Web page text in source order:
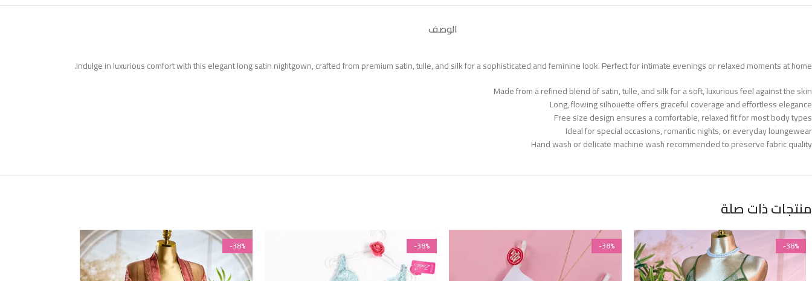
الوصف
Indulge in luxurious comfort with this elegant long satin nightgown, crafted from premium satin, tulle, and silk for a sophisticated and feminine look. Perfect for intimate evenings or relaxed moments at home.
Made from a refined blend of satin, tulle, and silk for a soft, luxurious feel against the skin
Long, flowing silhouette offers graceful coverage and effortless elegance
Free size design ensures a comfortable, relaxed fit for most body types
Ideal for special occasions, romantic nights, or everyday loungewear
Hand wash or delicate machine wash recommended to preserve fabric quality
منتجات ذات صلة
-38%
-38%
-38%
-38%